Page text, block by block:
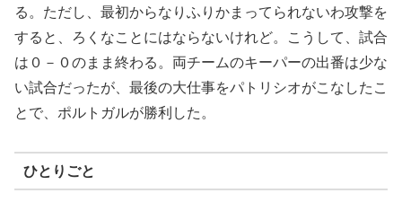
る。ただし、最初からなりふりかまってられないわ攻撃を
すると、ろくなことにはならないけれど。こうして、試合
は０－０のまま終わる。両チームのキーパーの出番は少な
い試合だったが、最後の大仕事をパトリシオがこなしたこ
とで、ポルトガルが勝利した。
ひとりごと